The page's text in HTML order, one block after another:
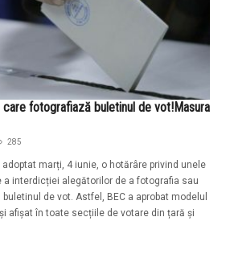
fotografiază buletinul de vot!Masura
285
marți, 4 iunie, o hotărâre privind unele
interdicției alegătorilor de a fotografia sau
de vot. Astfel, BEC a aprobat modelul
afișat în toate secțiile de votare din țară și